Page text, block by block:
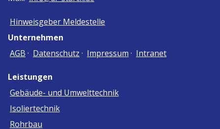
Hinweisgeber Meldestelle
Unternehmen
AGB · Datenschutz · Impressum · Intranet
Leistungen
Gebäude- und Umwelttechnik
Isoliertechnik
Rohrbau